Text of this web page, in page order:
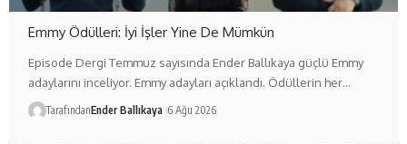
Emmy Ödülleri: İyi İşler Yine De Mümkün
Episode Dergi Temmuz sayısında Ender Ballıkaya güçlü Emmy
adaylarını inceliyor. Emmy adayları açıklandı. Ödüllerin her…
TarafındanEnder Ballıkaya 6 Ağu 2026